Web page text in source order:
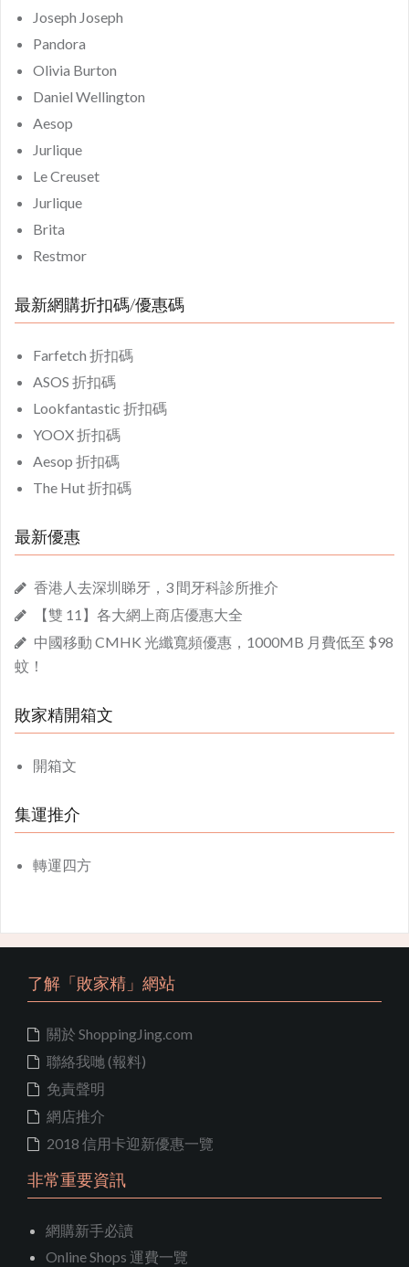
Joseph Joseph
Pandora
Olivia Burton
Daniel Wellington
Aesop
Jurlique
Le Creuset
Jurlique
Brita
Restmor
最新網購折扣碼/優惠碼
Farfetch 折扣碼
ASOS 折扣碼
Lookfantastic 折扣碼
YOOX 折扣碼
Aesop 折扣碼
The Hut 折扣碼
最新優惠
香港人去深圳睇牙，3 間牙科診所推介
【雙 11】各大網上商店優惠大全
中國移動 CMHK 光纖寬頻優惠，1000MB 月費低至 $98
蚊！
敗家精開箱文
開箱文
集運推介
轉運四方
了解「敗家精」網站
關於 ShoppingJing.com
聯絡我哋 (報料)
免責聲明
網店推介
2018 信用卡迎新優惠一覽
非常重要資訊
網購新手必讀
Online Shops 運費一覽